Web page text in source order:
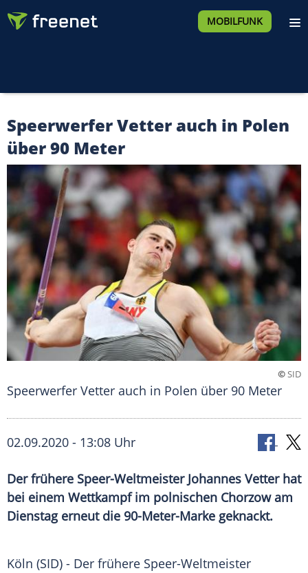
MOBILFUNK
Speerwerfer Vetter auch in Polen
über 90 Meter
©SID
Speerwerfer Vetter auch in Polen über 90 Meter
02.09.2020 - 13:08 Uhr
Der frühere Speer-Weltmeister Johannes Vetter hat
bei einem Wettkampf im polnischen Chorzow am
Dienstag erneut die 90-Meter-Marke geknackt.
Köln (SID) - Der frühere Speer-Weltmeister